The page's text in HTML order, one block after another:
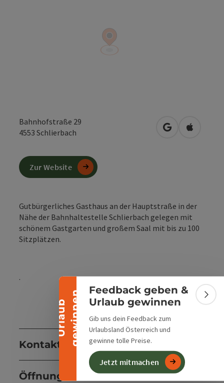
U
r
l
a
u
b
g
e
w
i
n
n
en
Banner einklappen
Feedback geben &
Urlaub gewinnen
Gib uns dein Feedback zum
Urlaubsland Österreich und
gewinne tolle Preise.
Jetzt mitmachen
Bahnhofstraße 29
4553 Schlierbach in Googlein Apple
Gutbürgerliches Gasthaus an der Hauptstraße in der
Nähe der Bahnhaltestelle Schlierbach gelegen mit
schönem Gastgarten und großem Saal mit bis zu 100
Sitzplätzen.
.
Kontakt
Öffnungszeiten
Zur Website